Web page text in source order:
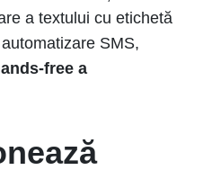
a textului cu etichetă
SMS,
free a